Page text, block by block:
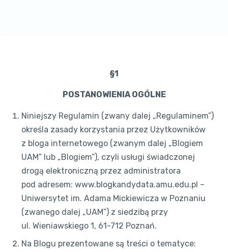
§1
POSTANOWIENIA OGÓLNE
Niniejszy Regulamin (zwany dalej „Regulaminem”)
określa zasady korzystania przez Użytkowników
z bloga internetowego (zwanym dalej „Blogiem
UAM” lub „Blogiem”), czyli usługi świadczonej
drogą elektroniczną przez administratora
pod adresem: www.blogkandydata.amu.edu.pl –
Uniwersytet im. Adama Mickiewicza w Poznaniu
(zwanego dalej „UAM”) z siedzibą przy
ul. Wieniawskiego 1, 61-712 Poznań.
Na Blogu prezentowane są treści o tematyce: